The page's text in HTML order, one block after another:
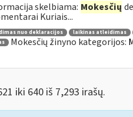
skelbiama: Mokesčių
Kuriais...
nuo deklaracijos laikinas atleidimas
Mokesčių žinyno kategorijos:
iki 640 iš 7,293 irašų.